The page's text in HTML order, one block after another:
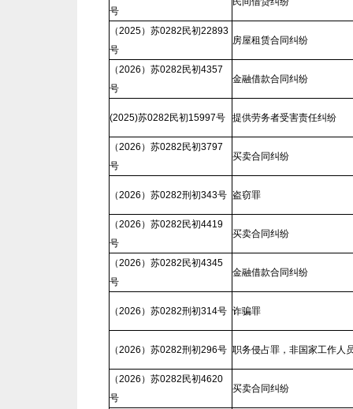
号
（2025）苏0282民初22893
号
房屋租赁合同纠纷
（2026）苏0282民初4357
号
金融借款合同纠纷
(2025)苏0282民初15997号 提供劳务者受害责任纠纷
（2026）苏0282民初3797
号
买卖合同纠纷
（2026）苏0282刑初343号 盗窃罪
（2026）苏0282民初4419
号
买卖合同纠纷
（2026）苏0282民初4345
号
金融借款合同纠纷
（2026）苏0282刑初314号 诈骗罪
（2026）苏0282刑初296号 职务侵占罪，非国家工作人
（2026）苏0282民初4620
号
买卖合同纠纷